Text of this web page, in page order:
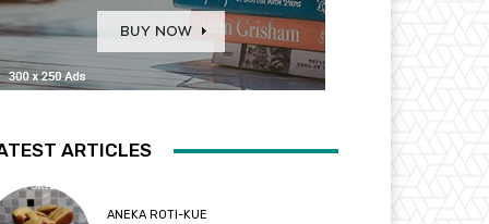
ARTICLES
ANEKA ROTI-KUE